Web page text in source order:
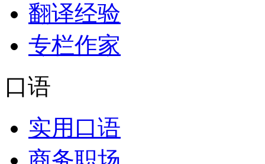
翻译经验
专栏作家
口语
实用口语